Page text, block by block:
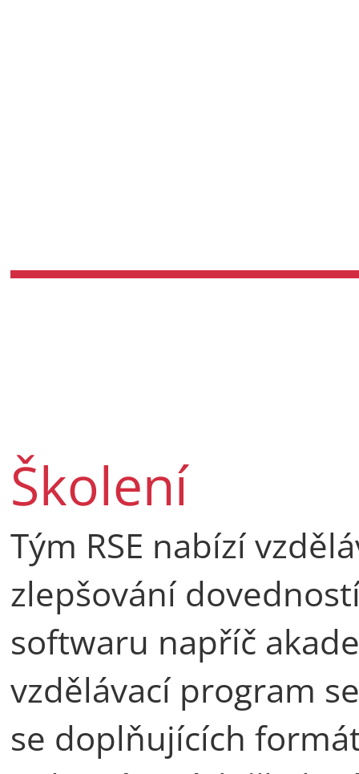
Školení
Tým RSE nabízí
zlepšování
softwaru napříč
vzdělávací program
se doplňujících